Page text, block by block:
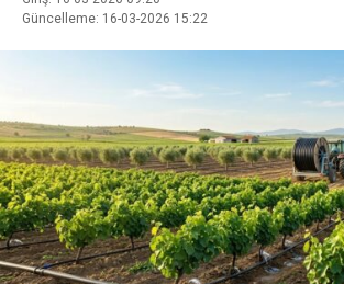
Güncelleme: 16-03-2026 15:22